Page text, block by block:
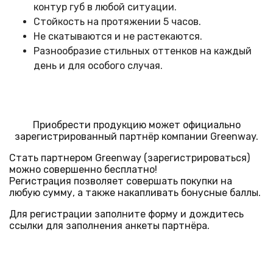
контур губ в любой ситуации.
Стойкость на протяжении 5 часов.
Не скатываются и не растекаются.
Разнообразие стильных оттенков на каждый
день и для особого случая.
Приобрести продукцию может официально
зарегистрированный партнёр компании Greenway.
Стать партнером Greenway (зарегистрироваться)
можно совершенно бесплатно!
Регистрация позволяет совершать покупки на
любую сумму, а также накапливать бонусные баллы.
Для регистрации заполните форму и дождитесь
ссылки для заполнения анкеты партнёра.